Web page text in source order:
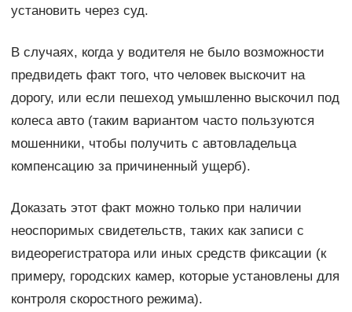
установить через суд.
В случаях, когда у водителя не было возможности
предвидеть факт того, что человек выскочит на
дорогу, или если пешеход умышленно выскочил под
колеса авто (таким вариантом часто пользуются
мошенники, чтобы получить с автовладельца
компенсацию за причиненный ущерб).
Доказать этот факт можно только при наличии
неоспоримых свидетельств, таких как записи с
видеорегистратора или иных средств фиксации (к
примеру, городских камер, которые установлены для
контроля скоростного режима).